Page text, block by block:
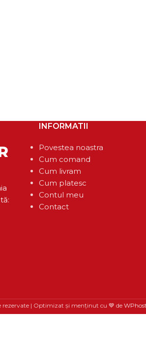
INFORMATII
Povestea noastra
Cum comand
Cum livram
Cum platesc
Contul meu
Contact
rezervate | Optimizat și menținut cu 💙 de